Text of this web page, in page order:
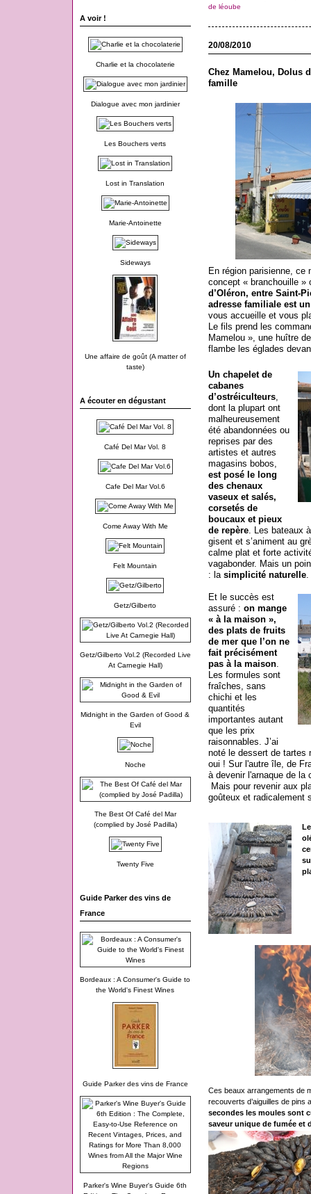
A voir !
Charlie et la chocolaterie
Dialogue avec mon jardinier
Les Bouchers verts
Lost in Translation
Marie-Antoinette
Sideways
Une affaire de goût (A matter of
taste)
A écouter en dégustant
Café Del Mar Vol. 8
Cafe Del Mar Vol.6
Come Away With Me
Felt Mountain
Getz/Gilberto
Getz/Gilberto Vol.2 (Recorded Live
At Carnegie Hall)
Midnight in the Garden of Good &
Evil
Noche
The Best Of Café del Mar
(complied by José Padilla)
Twenty Five
Guide Parker des vins de
France
Bordeaux : A Consumer's Guide to
the World's Finest Wines
Guide Parker des vins de France
Parker's Wine Buyer's Guide 6th
de léoube
20/08/2010
Chez Mamelou, Dolus
famille
En région parisienne, ce
concept « branchouille
d’Oléron, entre Saint-
adresse familiale est
vous accueille et vous
Le fils prend les
Mamelou », une huître
flambe les églades
Un chapelet de
cabanes
d’ostréiculteurs,
dont la plupart ont
malheureusement
été abandonnées ou
reprises par des
artistes et autres
magasins bobos,
est posé le long
des chenaux
vaseux et salés,
corsetés de
boucaux et pieux
de repère. Les bateaux
gisent et s’animent au
calme plat et forte
vagabonder. Mais un
: la simplicité naturelle.
Et le succès est
assuré : on mange
« à la maison »,
des plats de fruits
de mer que l’on ne
fait précisément
pas à la maison.
Les formules sont
fraîches, sans
chichi et les
quantités
importantes autant
que les prix
raisonnables. J’ai
noté le dessert de tartes
oui ! Sur l'autre île, de
à devenir l'arnaque de la
Mais pour revenir aux
goûteux et radicalement
Ces beaux arrangements de
recouverts d’aiguilles de pins
secondes les moules sont
saveur unique de fumée et